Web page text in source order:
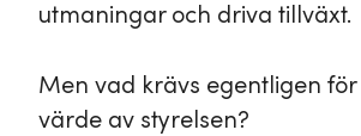
utmaningar och driva tillväxt.
Men vad krävs egentligen
värde av styrelsen?